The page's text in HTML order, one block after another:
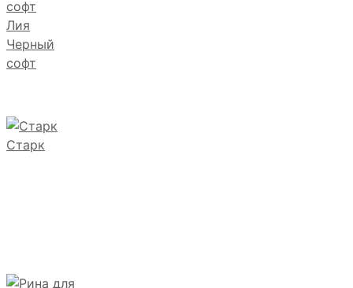
Лия
Черный
софт
Старк